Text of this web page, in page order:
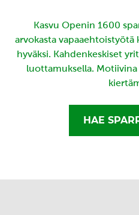
Kasvu Openin 1600
arvokasta
hyväksi. Kahdenkeskiset
luottamuksella.
HAE